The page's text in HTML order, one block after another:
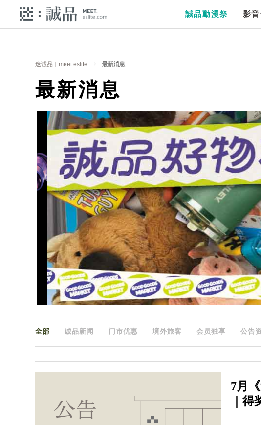
誠品動漫祭 影
迷诚品｜meet eslite 最新消息
最新消息
全部 诚品新闻 门市优惠 境外旅客 会员独享 公告
7月
｜得